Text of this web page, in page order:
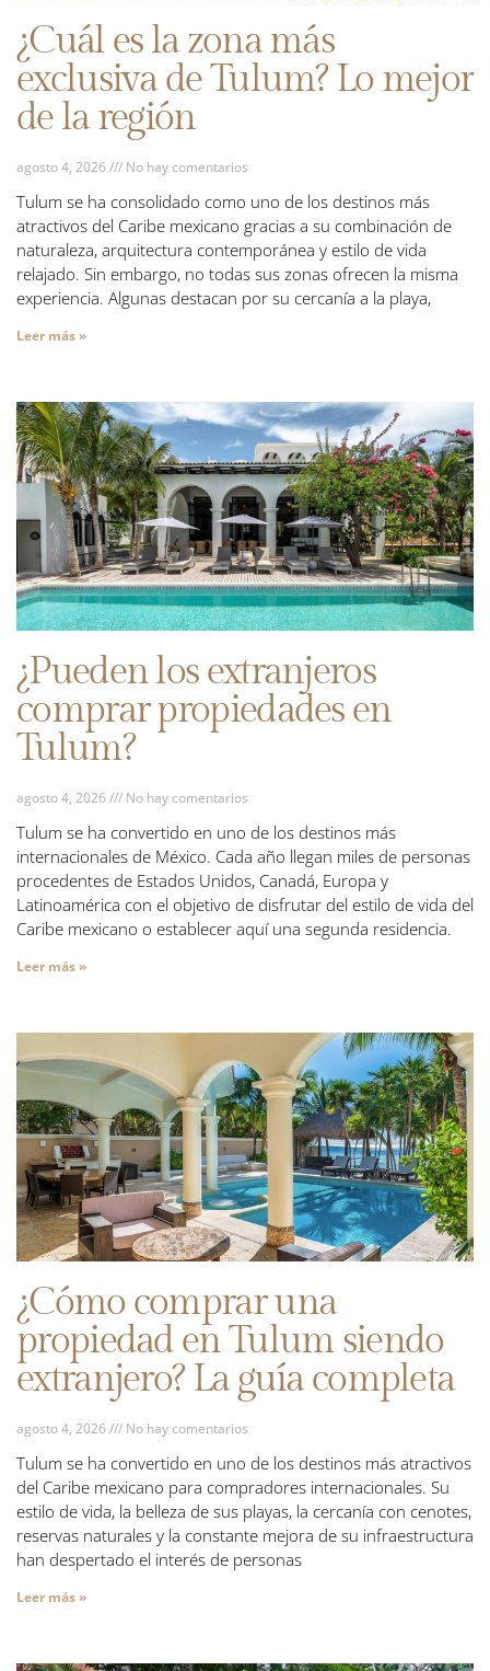
¿Cuál es la zona más
exclusiva de Tulum? Lo mejor
de la región
agosto 4, 2026 No hay comentarios
Tulum se ha consolidado como uno de los destinos más
atractivos del Caribe mexicano gracias a su combinación de
naturaleza, arquitectura contemporánea y estilo de vida
relajado. Sin embargo, no todas sus zonas ofrecen la misma
experiencia. Algunas destacan por su cercanía a la playa,
Leer más »
¿Pueden los extranjeros
comprar propiedades en
Tulum?
agosto 4, 2026 No hay comentarios
Tulum se ha convertido en uno de los destinos más
internacionales de México. Cada año llegan miles de personas
procedentes de Estados Unidos, Canadá, Europa y
Latinoamérica con el objetivo de disfrutar del estilo de vida del
Caribe mexicano o establecer aquí una segunda residencia.
Leer más »
¿Cómo comprar una
propiedad en Tulum siendo
extranjero? La guía completa
agosto 4, 2026 No hay comentarios
Tulum se ha convertido en uno de los destinos más atractivos
del Caribe mexicano para compradores internacionales. Su
estilo de vida, la belleza de sus playas, la cercanía con cenotes,
reservas naturales y la constante mejora de su infraestructura
han despertado el interés de personas
Leer más »